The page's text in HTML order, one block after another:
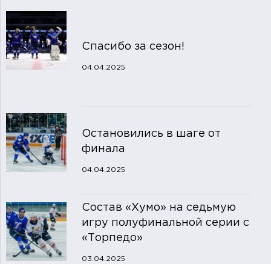
Спасибо за сезон!
04.04.2025
Остановились в шаге от
финала
04.04.2025
Состав «Хумо» на седьмую
игру полуфинальной серии с
«Торпедо»
03.04.2025